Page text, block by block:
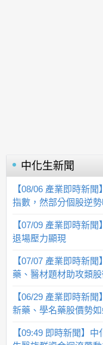
中化生新聞
【08/06 產業即時新
指數，然部分個股逆
【07/09 產業即時新
退場壓力顯現
【07/07 產業即時新
藥、醫材題材助攻類
【06/29 產業即時新
新藥、學名藥股價勢如
【09:49 即時新聞】